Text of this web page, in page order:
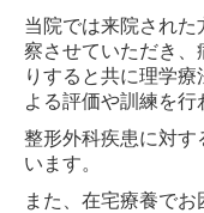
当院では来院され
察させていただき、
りすると共に理学
よる評価や訓練を行
整形外科疾患に対す
います。
また、在宅療養で